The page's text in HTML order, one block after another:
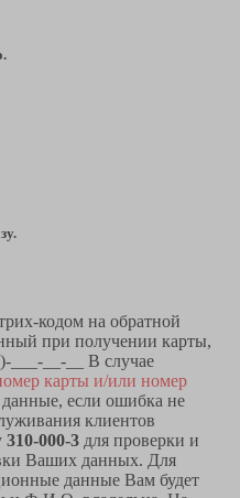
кодом на обратной
при получении карты,
___-__-__ В случае
карты и/или номер
если ошибка не
клиентов
310-000-3 для проверки и
Ваших данных. Для
данные Вам будет